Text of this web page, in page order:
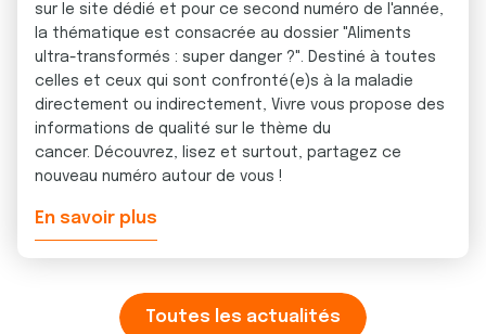
sur le site dédié et pour ce second numéro de l'année,
la thématique est consacrée au dossier "Aliments
ultra-transformés : super danger ?". Destiné à toutes
celles et ceux qui sont confronté(e)s à la maladie
directement ou indirectement, Vivre vous propose des
informations de qualité sur le thème du
cancer. Découvrez, lisez et surtout, partagez ce
nouveau numéro autour de vous !
En savoir plus
Toutes les actualités